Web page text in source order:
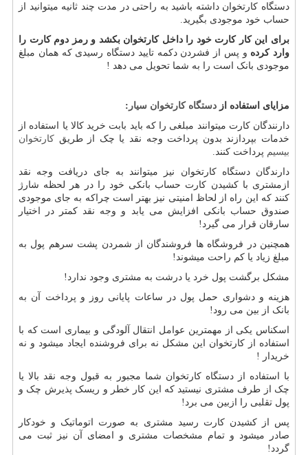
دستگاه کارتخوان داشته باشید به راحتی در مدت چند ثانیه میتوانید از
حساب خود موجودی بگیرید.
برای این کار کارت خود را داخلکارتخوان بکشد و رمز دوم کارت را
وارد کرده و پس از فشردن دکمه تایید دستگاه رسیدی که همان مبلغ
موجودی بانک است را به شما تحویل می دهد !
مزایای استفاده از دستگاه کارتخوان سیار :
دارنندگان کارت میتوانند مبلغی را که باید بابت خرید کالا یا استفاده از
خدمات بپردازند بدون پرداخت وجه نقد یا چک از طریق کارتخوان
بیسیم پرداخت کنند.
دارندگان دستگاه کارتخوان نیز میتوانند به جای دریافت وجه نقد
ازمشتری با کشیدن کارت حساب بانکی خود را در هر لحظه شارژ
کنند که این راه از لحاظ امنیتی نیز بهتر است چراکه به جای موجودی
صندوق حساب بانکی افزایش می یابد و وجه نقد کمتر در اختیار
سارقان قرار می گیرد!
همچنین در فروشگاه ها فروشندگان از شمردن پشت سرهم پول به
مبلغ زیاد یا کم راحت میشوند!
مشکل برگشت پول خرد یا درشت به مشتری وجود ندارد!
هزینه و دشواری حمل پول در ساعات پایانی روز و پرداخت آن به
بانک از بین می رود!
اسکناس یکی از مهمترین عوامل انتقال آلودگی و بیماری است که با
استفاده از کارتخوان این مشکل نه برای فروشنده ایجاد میشود و نه
خریدار !
با استفاده از دستگاه کارتخوان شما مجبور به قبول وجه نقد بالا یا
چک از طرف مشتری نیستید که این کار خطر و ریسک پذیرش چک و
پول تقلبی را ازبین می برد!
پس از کشیدن کارت رسید مشتری به صورت اتوماتیک و خودکار
صادر میشود و تمام مشخصات مشتری و امضای آن نیز ثبت می
گردد!